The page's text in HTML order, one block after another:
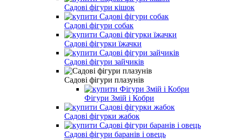
Садові фігури кішок
Садові фігури собак
Садові фігурки їжачки
Садові фігури зайчиків
Садові фігури плазунів
Фігури Змій і Кобри
Садові фігурки жабок
Садові фігури баранів і овець